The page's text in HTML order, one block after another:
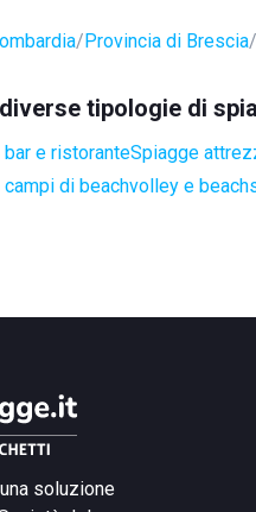
Provincia di Brescia
tipologie di
e ristoranteSpiagge
di beachvolley e
soluzione